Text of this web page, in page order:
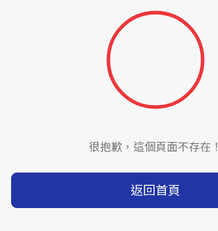
很抱歉，這個頁面不存在！
返回首頁